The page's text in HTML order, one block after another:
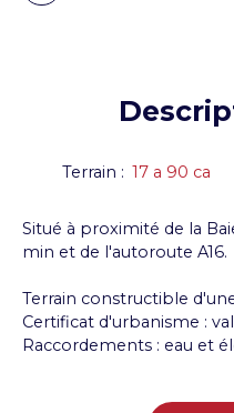
Terrain : 17 a 90 ca
Situé à proximité de la
min et de l'autoroute A16.
Terrain constructible
Certificat d'urbanisme :
Raccordements : eau et